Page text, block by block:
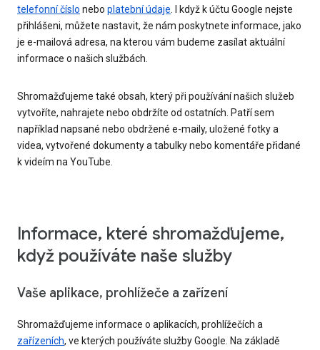
telefonní číslo nebo platební údaje. I když k účtu Google nejste
přihlášeni, můžete nastavit, že nám poskytnete informace, jako
je e-mailová adresa, na kterou vám budeme zasílat aktuální
informace o našich službách.
Shromažďujeme také obsah, který při používání našich služeb
vytvoříte, nahrajete nebo obdržíte od ostatních. Patří sem
například napsané nebo obdržené e-maily, uložené fotky a
videa, vytvořené dokumenty a tabulky nebo komentáře přidané
k videím na YouTube.
Informace, které shromažďujeme,
když používáte naše služby
Vaše aplikace, prohlížeče a zařízení
Shromažďujeme informace o aplikacích, prohlížečích a
zařízeních, ve kterých používáte služby Google. Na základě